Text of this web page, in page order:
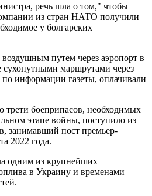
речь шла о том," чтобы
из стран НАТО получили
у болгарских
путем через аэропорт в
маршрутами через
информации газеты, оплачивали
боеприпасов, необходимых
этапе войны, поступило из
занимавший пост премьер-
2022 года.
одним из крупнейших
в Украину и временами